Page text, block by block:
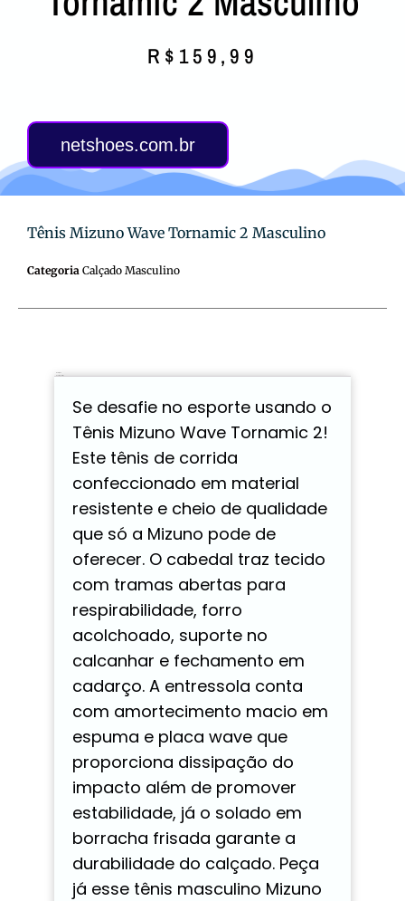
R$ 159,99
netshoes.com.br
Tênis Mizuno Wave Tornamic 2 Masculino
Categoria Calçado Masculino
Se desafie no esporte usando o
Tênis Mizuno Wave Tornamic 2!
Este tênis de corrida
confeccionado em material
resistente e cheio de qualidade
que só a Mizuno pode de
oferecer. O cabedal traz tecido
com tramas abertas para
respirabilidade, forro
acolchoado, suporte no
calcanhar e fechamento em
cadarço. A entressola conta
com amortecimento macio em
espuma e placa wave que
proporciona dissipação do
impacto além de promover
estabilidade, já o solado em
borracha frisada garante a
durabilidade do calçado. Peça
já esse tênis masculino Mizuno